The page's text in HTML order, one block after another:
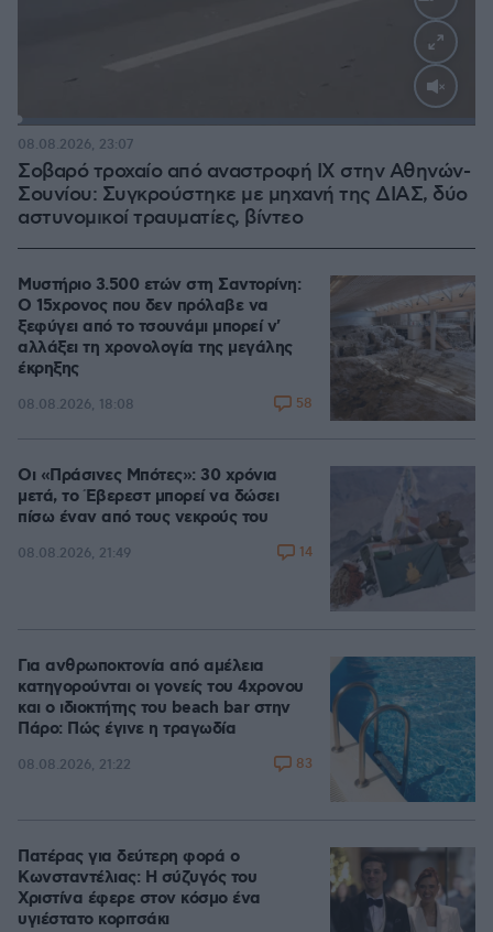
Σοβαρό τροχαίο από αναστροφή ΙΧ στην Αθηνών-
Σουνίου: Συγκρούστηκε με μηχανή της ΔΙΑΣ, δύο
αστυνομικοί τραυματίες, βίντεο
08.08.2026, 23:07
Μυστήριο 3.500 ετών στη Σαντορίνη:
Ο 15χρονος που δεν πρόλαβε να
ξεφύγει από το τσουνάμι μπορεί ν'
αλλάξει τη χρονολογία της μεγάλης
έκρηξης
08.08.2026, 18:08 58
Οι «Πράσινες Μπότες»: 30 χρόνια
μετά, το Έβερεστ μπορεί να δώσει
πίσω έναν από τους νεκρούς του
08.08.2026, 21:49 14
Για ανθρωποκτονία από αμέλεια
κατηγορούνται οι γονείς του 4χρονου
και ο ιδιοκτήτης του beach bar στην
Πάρο: Πώς έγινε η τραγωδία
08.08.2026, 21:22 83
Πατέρας για δεύτερη φορά ο
Κωνσταντέλιας: Η σύζυγός του
Χριστίνα έφερε στον κόσμο ένα
υγιέστατο κοριτσάκι